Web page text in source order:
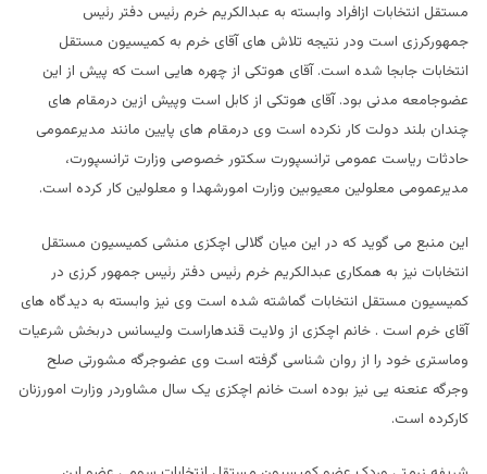
مستقل انتخابات ازافراد وابسته به عبدالکریم خرم رئیس دفتر رئیس
جمهورکرزی است ودر نتیجه تلاش های آقای خرم به کمیسیون مستقل
انتخابات جابجا شده است. آقای هوتکی از چهره هايی است که پیش از این
عضوجامعه مدنی بود. آقای هوتکی از کابل است وپیش ازین درمقام های
چندان بلند دولت کار نکرده است وی درمقام های پایین مانند مدیرعمومی
حادثات ریاست عمومی ترانسپورت سکتور خصوصی وزارت ترانسپورت،
مدیرعمومی معلولین معیوبین وزارت امورشهدا و معلولین کار کرده است.
این منبع می گوید که در این میان گلالی اچکزی منشی کمیسیون مستقل
انتخابات نیز به همکاری عبدالکریم خرم رئیس دفتر رئیس جمهور کرزی در
کمیسیون مستقل انتخابات گماشته شده است وی نیز وابسته به دیدگاه های
آقای خرم است . خانم اچکزی از ولایت قندهاراست ولیسانس دربخش شرعیات
وماستری خود را از روان شناسی گرفته است وی عضوجرگه مشورتی صلح
وجرگه عنعنه یی نیز بوده است خانم اچکزی یک سال مشاوردر وزارت امورزنان
کارکرده است.